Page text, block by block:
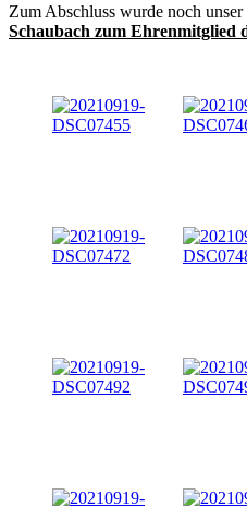
Zum Abschluss wurde noch unser
Schaubach zum Ehrenmitglied